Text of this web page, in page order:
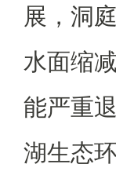
展，洞
水面缩
能严重
湖生态